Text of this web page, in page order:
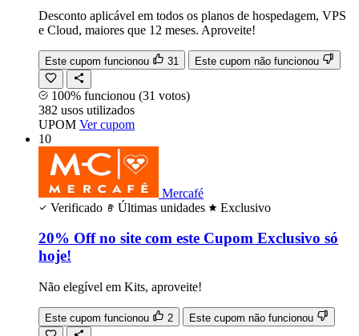
Desconto aplicável em todos os planos de hospedagem, VPS
e Cloud, maiores que 12 meses. Aproveite!
Este cupom funcionou 31 Este cupom não funcionou
100% funcionou (31 votos)
382 usos utilizados
UPOM Ver cupom
10
Mercafé
Verificado
Últimas unidades Exclusivo
20% Off no site com este Cupom Exclusivo só
hoje!
Não elegível em Kits, aproveite!
Este cupom funcionou 2 Este cupom não funcionou